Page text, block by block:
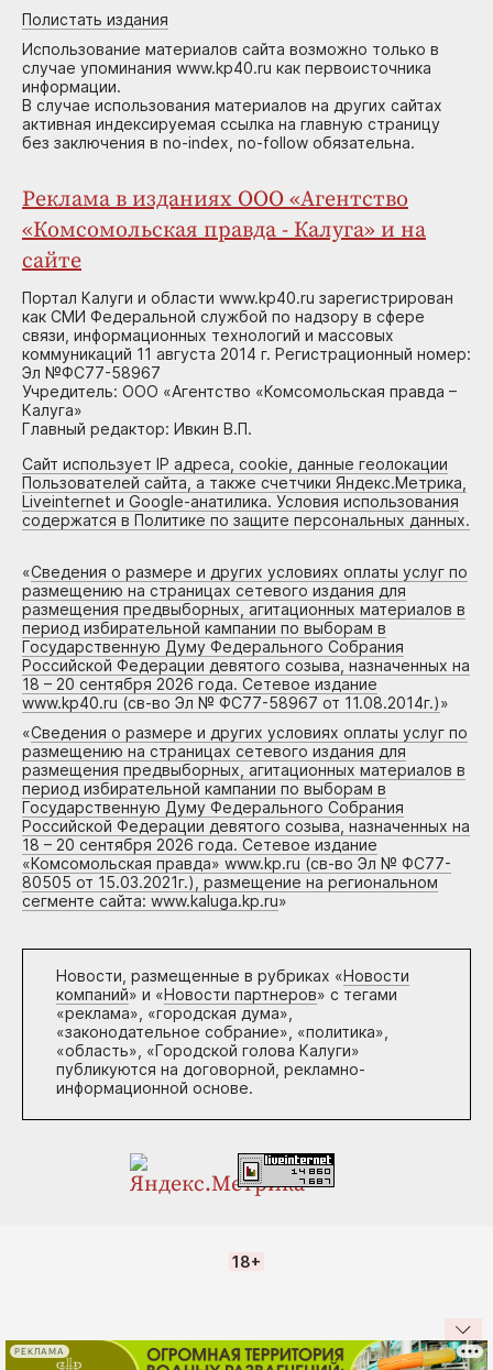
Полистать издания
Использование материалов сайта возможно только в
случае упоминания www.kp40.ru как первоисточника
информации.
В случае использования материалов на других сайтах
активная индексируемая ссылка на главную страницу
без заключения в no-index, no-follow обязательна.
Реклама в изданиях ООО «Агентство
«Комсомольская правда - Калуга» и на
сайте
Портал Калуги и области www.kp40.ru зарегистрирован
как СМИ Федеральной службой по надзору в сфере
связи, информационных технологий и массовых
коммуникаций 11 августа 2014 г. Регистрационный номер:
Эл №ФС77-58967
Учредитель: ООО «Агентство «Комсомольская правда –
Калуга»
Главный редактор: Ивкин В.П.
Сайт использует IP адреса, cookie, данные геолокации
Пользователей сайта, а также счетчики Яндекс.Метрика,
Liveinternet и Google-анатилика. Условия использования
содержатся в Политике по защите персональных данных.
«Сведения о размере и других условиях оплаты услуг по
размещению на страницах сетевого издания для
размещения предвыборных, агитационных материалов в
период избирательной кампании по выборам в
Государственную Думу Федерального Собрания
Российской Федерации девятого созыва, назначенных на
18 – 20 сентября 2026 года. Сетевое издание
www.kp40.ru (св-во Эл № ФС77-58967 от 11.08.2014г.)»
«Сведения о размере и других условиях оплаты услуг по
размещению на страницах сетевого издания для
размещения предвыборных, агитационных материалов в
период избирательной кампании по выборам в
Государственную Думу Федерального Собрания
Российской Федерации девятого созыва, назначенных на
18 – 20 сентября 2026 года. Сетевое издание
«Комсомольская правда» www.kp.ru (св-во Эл № ФС77-
80505 от 15.03.2021г.), размещение на региональном
сегменте сайта: www.kaluga.kp.ru»
Новости, размещенные в рубриках «Новости
компаний» и «Новости партнеров» с тегами
«реклама», «городская дума»,
«законодательное собрание», «политика»,
«область», «Городской голова Калуги»
публикуются на договорной, рекламно-
информационной основе.
18+
РЕКЛАМА